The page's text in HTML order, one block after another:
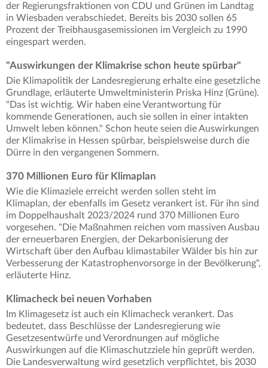
der Regierungsfraktionen von CDU und Grünen im Landtag
in Wiesbaden verabschiedet. Bereits bis 2030 sollen 65
Prozent der Treibhausgasemissionen im Vergleich zu 1990
eingespart werden.
"Auswirkungen der Klimakrise schon heute spürbar"
Die Klimapolitik der Landesregierung erhalte eine gesetzliche
Grundlage, erläuterte Umweltministerin Priska Hinz (Grüne).
"Das ist wichtig. Wir haben eine Verantwortung für
kommende Generationen, auch sie sollen in einer intakten
Umwelt leben können." Schon heute seien die Auswirkungen
der Klimakrise in Hessen spürbar, beispielsweise durch die
Dürre in den vergangenen Sommern.
370 Millionen Euro für Klimaplan
Wie die Klimaziele erreicht werden sollen steht im
Klimaplan, der ebenfalls im Gesetz verankert ist. Für ihn sind
im Doppelhaushalt 2023/2024 rund 370 Millionen Euro
vorgesehen. "Die Maßnahmen reichen vom massiven Ausbau
der erneuerbaren Energien, der Dekarbonisierung der
Wirtschaft über den Aufbau klimastabiler Wälder bis hin zur
Verbesserung der Katastrophenvorsorge in der Bevölkerung",
erläuterte Hinz.
Klimacheck bei neuen Vorhaben
Im Klimagesetz ist auch ein Klimacheck verankert. Das
bedeutet, dass Beschlüsse der Landesregierung wie
Gesetzesentwürfe und Verordnungen auf mögliche
Auswirkungen auf die Klimaschutzziele hin geprüft werden.
Die Landesverwaltung wird gesetzlich verpflichtet, bis 2030